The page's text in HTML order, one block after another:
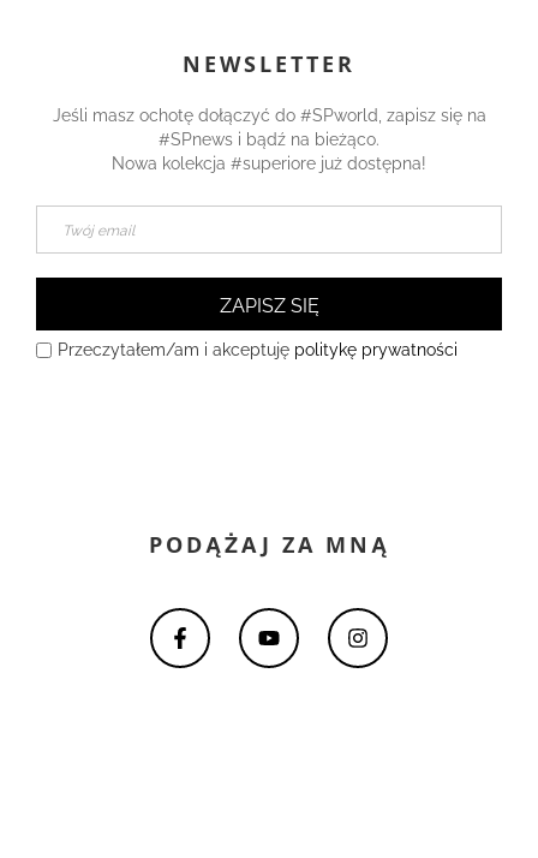
NEWSLETTER
Jeśli masz ochotę dołączyć do #SPworld, zapisz się na
#SPnews i bądź na bieżąco.
Nowa kolekcja #superiore już dostępna!
ZAPISZ SIĘ
Przeczytałem/am i akceptuję politykę prywatności
PODĄŻAJ ZA MNĄ